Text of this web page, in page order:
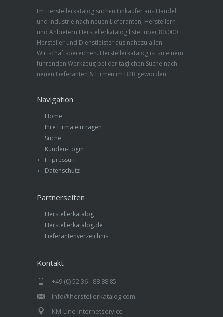
Im Herstellerkatalog suchen Einkäufer aus Handel
und Industrie nach neuen Lieferanten, Herstellern
und Anbietern Herstellerkatalog listet über 80.000
Hersteller und Dienstleister aus nahezu allen
Wirtschaftsbereichen. Herstellerkatalog ist zu einem
führenden Werkzeug bei der täglichen Suche nach
neuen Lieferanten & Firmen im B2B geworden.
Navigation
Home
Ihre Firma eintragen
Suche
Kunden-Login
Impressum
Datenschutz
Partnerseiten
Herstellerkatalog
Herstellerkatalog.de
Lieferantenverzeichnis
Kontakt
+49 (0) 52 36 - 88 88 85
info@herstellerkatalog.com
KM-Line Internetservice